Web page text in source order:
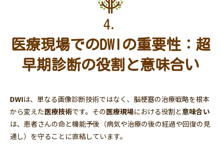
4.
医療現場でのDWIの重要性：超
早期診断の役割と意味合い
DWIは、単なる画像診断技術ではなく、脳梗塞の治療戦略を根本
から変えた医療技術です。その医療現場における役割と意味合い
は、患者さんの命と機能予後（病気や治療の後の経過や回復の見
通し）を守ることに直結しています。